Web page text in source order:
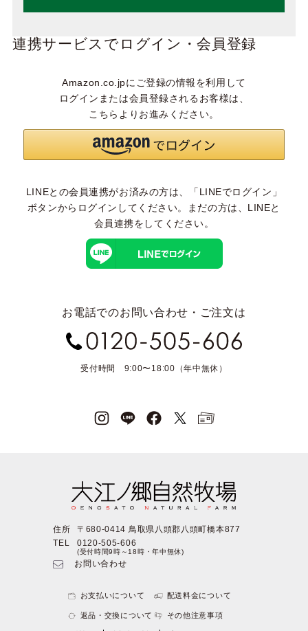
連携サービスでログイン・会員登録
Amazon.co.jpにご登録の情報を利用して
ログインまたは会員登録されるお客様は、
こちらよりお進みください。
LINEとの会員連携がお済みの方は、「LINEでログイン」
ボタンからログインしてください。まだの方は、 LINEと
会員連携をしてください。
お電話でのお問い合わせ・ご注文は
受付時間 9:00〜18:00（年中無休）
住所
〒680-0414 鳥取県八頭郡八頭町橋本877
TEL
0120-505-606
(受付時間9時～18時・年中無休)
お問い合わせ
お支払いについて 配送料金について
返品・交換について その他注意事項